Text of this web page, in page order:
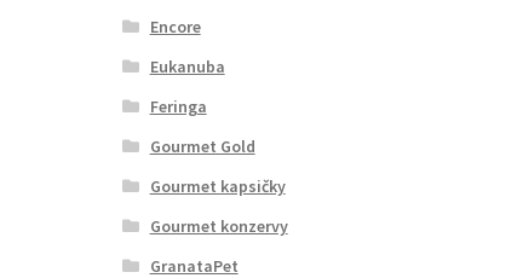
Encore
Eukanuba
Feringa
Gourmet Gold
Gourmet kapsičky
Gourmet konzervy
GranataPet